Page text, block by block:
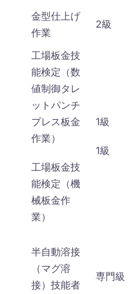
金型仕上げ
作業
2級
工場板金技
能検定（数
値制御タレ
ットパンチ
プレス板金
作業）
工場板金技
能検定（機
械板金作
業）
1級
1級
半自動溶接
（マグ溶
接）技能者
専門級